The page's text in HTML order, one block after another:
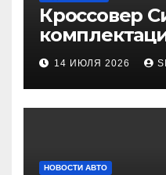
Кроссовер
14 ИЮЛЯ 2026
НОВОСТИ АВТО